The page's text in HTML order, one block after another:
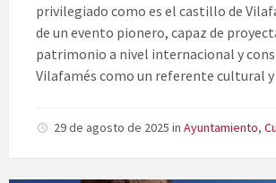
privilegiado como es el castillo de
de un evento pionero, capaz de
patrimonio a nivel internacional y
Vilafamés como un referente cultural
29 de agosto de 2025 in Ayuntamiento,